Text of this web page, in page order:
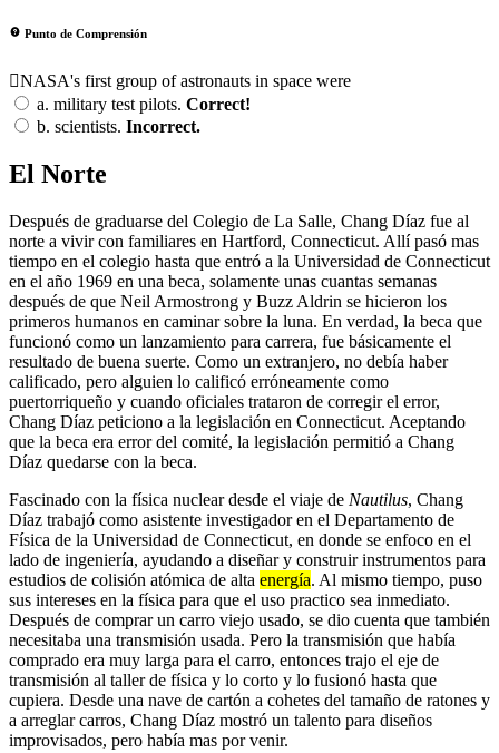
Punto de Comprensión
NASA's first group of astronauts in space were
a. military test pilots. Correct!
b. scientists. Incorrect.
El Norte
Después de graduarse del Colegio de La Salle, Chang Díaz fue al
norte a vivir con familiares en Hartford, Connecticut. Allí pasó mas
tiempo en el colegio hasta que entró a la Universidad de Connecticut
en el año 1969 en una beca, solamente unas cuantas semanas
después de que Neil Armostrong y Buzz Aldrin se hicieron los
primeros humanos en caminar sobre la luna. En verdad, la beca que
funcionó como un lanzamiento para carrera, fue básicamente el
resultado de buena suerte. Como un extranjero, no debía haber
calificado, pero alguien lo calificó erróneamente como
puertorriqueño y cuando oficiales trataron de corregir el error,
Chang Díaz peticiono a la legislación en Connecticut. Aceptando
que la beca era error del comité, la legislación permitió a Chang
Díaz quedarse con la beca.
Fascinado con la física nuclear desde el viaje de Nautilus, Chang
Díaz trabajó como asistente investigador en el Departamento de
Física de la Universidad de Connecticut, en donde se enfoco en el
lado de ingeniería, ayudando a diseñar y construir instrumentos para
estudios de colisión atómica de alta energía. Al mismo tiempo, puso
sus intereses en la física para que el uso practico sea inmediato.
Después de comprar un carro viejo usado, se dio cuenta que también
necesitaba una transmisión usada. Pero la transmisión que había
comprado era muy larga para el carro, entonces trajo el eje de
transmisión al taller de física y lo corto y lo fusionó hasta que
cupiera. Desde una nave de cartón a cohetes del tamaño de ratones y
a arreglar carros, Chang Díaz mostró un talento para diseños
improvisados, pero había mas por venir.